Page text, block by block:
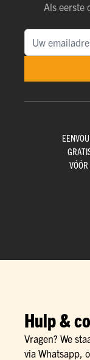
Als eerste
Hulp &
Vragen? We
via Whatsapp,